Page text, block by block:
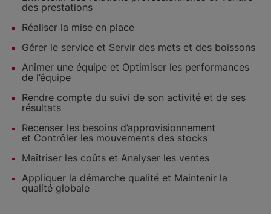
des prestations
Réaliser la mise en place
Gérer le service et Servir des mets et des boissons
Animer une équipe et Optimiser les performances
de l’équipe
Rendre compte du suivi de son activité et de ses
résultats
Recenser les besoins d’approvisionnement
et Contrôler les mouvements des stocks
Maîtriser les coûts et Analyser les ventes
Appliquer la démarche qualité et Maintenir la
qualité globale